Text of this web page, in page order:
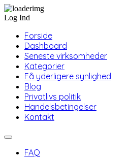
Log Ind
Forside
Dashboard
Seneste virksomheder
Kategorier
Få yderligere synlighed
Blog
Privatlivs politik
Handelsbetingelser
Kontakt
FAQ